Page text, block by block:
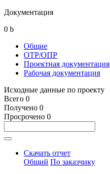
Документация
0 b
Общие
ОТР/ОПР
Проектная документация
Рабочая документация
Исходные данные по проекту
Всего 0
Получено 0
Просрочено 0
Скачать отчет
Общий По заказчику